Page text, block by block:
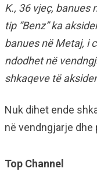
K., 36 vjeç, banues
tip “Benz” ka
banues në Metaj, i
ndodhet në
shkaqeve të
Nuk dihet ende
në vendngjarje dhe
Top Channel